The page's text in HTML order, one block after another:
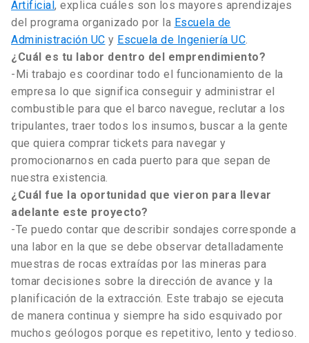
Artificial, explica cuáles son los mayores aprendizajes
del programa organizado por la Escuela de
Administración UC y Escuela de Ingeniería UC.
¿Cuál es tu labor dentro del emprendimiento?
-Mi trabajo es coordinar todo el funcionamiento de la
empresa lo que significa conseguir y administrar el
combustible para que el barco navegue, reclutar a los
tripulantes, traer todos los insumos, buscar a la gente
que quiera comprar tickets para navegar y
promocionarnos en cada puerto para que sepan de
nuestra existencia.
¿Cuál fue la oportunidad que vieron para llevar
adelante este proyecto?
-Te puedo contar que describir sondajes corresponde a
una labor en la que se debe observar detalladamente
muestras de rocas extraídas por las mineras para
tomar decisiones sobre la dirección de avance y la
planificación de la extracción. Este trabajo se ejecuta
de manera continua y siempre ha sido esquivado por
muchos geólogos porque es repetitivo, lento y tedioso.